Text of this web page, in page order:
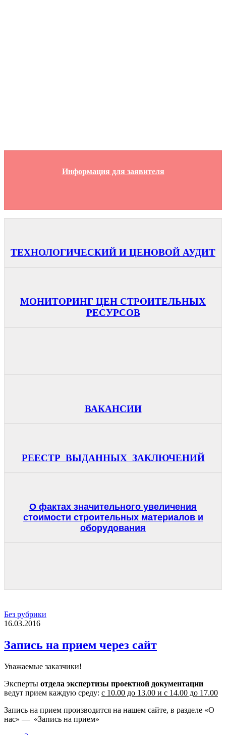
Информация для заявителя
ТЕХНОЛОГИЧЕСКИЙ И ЦЕНОВОЙ АУДИТ
МОНИТОРИНГ ЦЕН СТРОИТЕЛЬНЫХ
РЕСУРСОВ
ВАКАНСИИ
РЕЕСТР ВЫДАННЫХ ЗАКЛЮЧЕНИЙ
О фактах значительного увеличения
стоимости строительных материалов и
оборудования
Без рубрики
16.03.2016
Запись на прием через сайт
Уважаемые заказчики!
Эксперты отдела экспертизы проектной документации
ведут прием каждую среду: с 10.00 до 13.00 и с 14.00 до 17.00
Запись на прием производится на нашем сайте, в разделе «О
нас» — «Запись на прием»